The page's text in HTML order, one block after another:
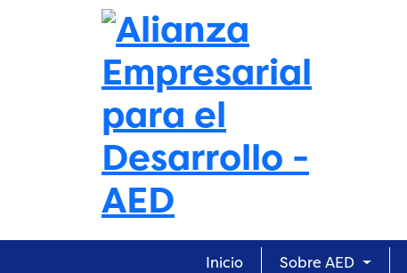
Skip to main content
Main navigation
Inicio Sobre AED